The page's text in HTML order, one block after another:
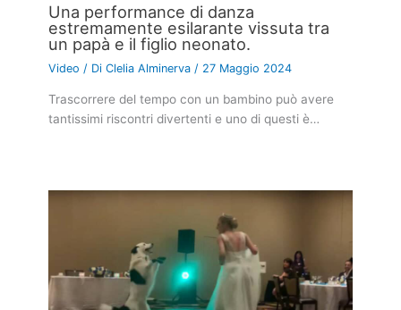
Una performance di danza
estremamente esilarante vissuta tra
un papà e il figlio neonato.
Video / DiClelia Alminerva / 27 Maggio 2024
Trascorrere del tempo con un bambino può avere
tantissimi riscontri divertenti e uno di questi è…